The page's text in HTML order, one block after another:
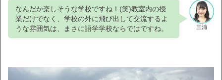
三浦
なんだか楽しそうな学校ですね！(笑)教室内の授
業だけでなく、学校の外に飛び出して交流するよ
うな雰囲気は、まさに語学学校ならではですね。